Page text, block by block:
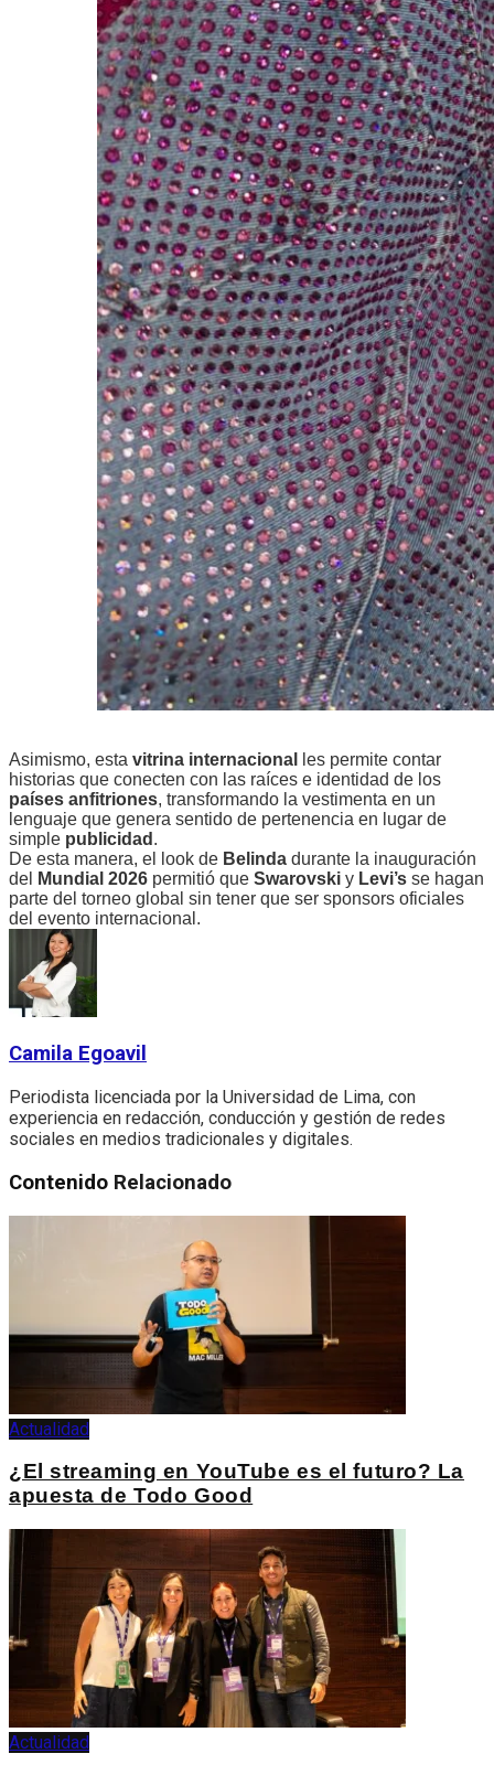
Asimismo, esta vitrina internacional
les permite contar
historias que conecten con las raíces e identidad de los
países anfitriones, transformando la vestimenta en un
lenguaje que genera sentido de pertenencia en lugar de
simple publicidad .
De esta manera, el look de Belinda durante la inauguración
del
Mundial 2026 permitió que Swarovski y Levi’s se hagan
parte del torneo global sin tener que ser sponsors oficiales
del evento internacional.
Camila Egoavil
Periodista licenciada por la Universidad de Lima, con
experiencia en redacción, conducción y gestión de redes
sociales en medios tradicionales y digitales.
Contenido Relacionado
Actualidad
¿El streaming en YouTube es el futuro? La
apuesta de Todo Good
Actualidad